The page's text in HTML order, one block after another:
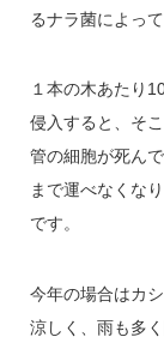
るナラ菌によっ
１本の木あたり
侵入すると、そ
管の細胞が死ん
まで運べなくな
です。
今年の場合はカ
涼しく、雨も多